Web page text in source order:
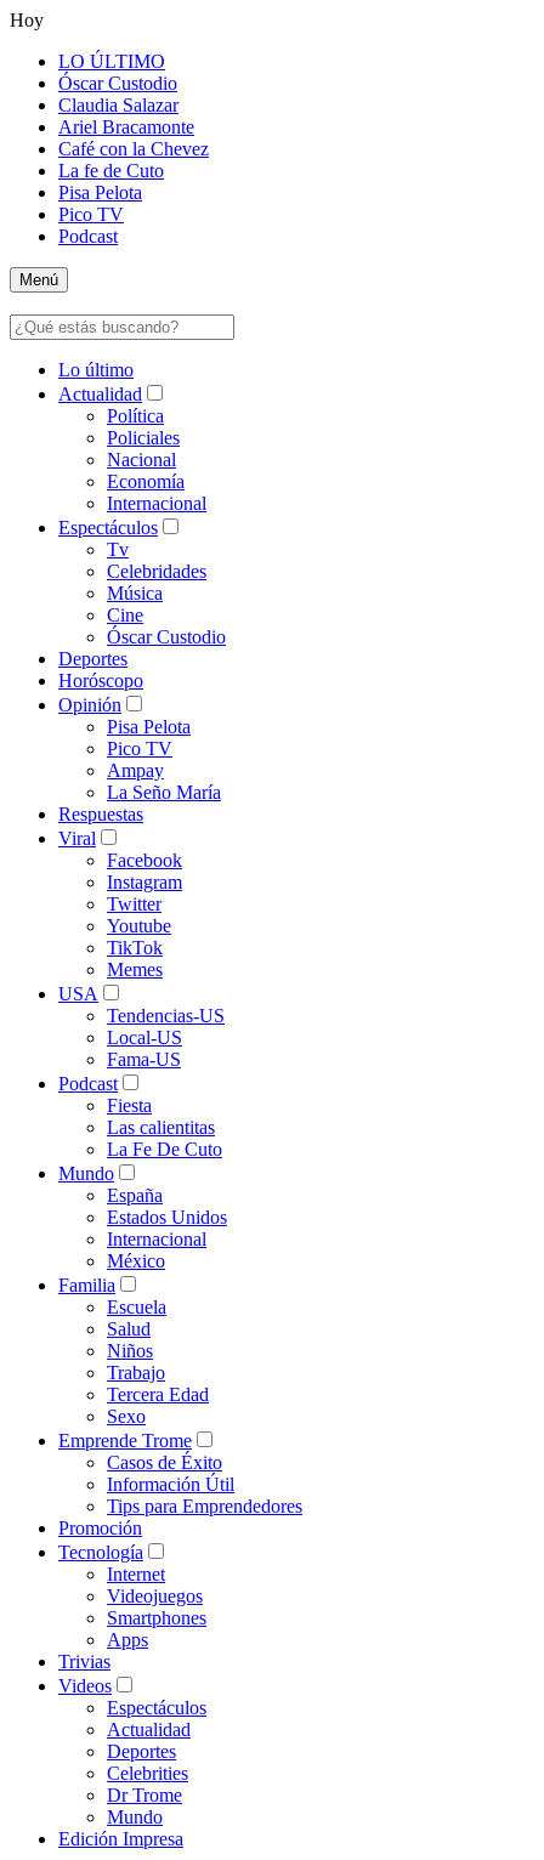
Hoy
LO ÚLTIMO
Óscar Custodio
Claudia Salazar
Ariel Bracamonte
Café con la Chevez
La fe de Cuto
Pisa Pelota
Pico TV
Podcast
Menú
Lo último
Actualidad
Política
Policiales
Nacional
Economía
Internacional
Espectáculos
Tv
Celebridades
Música
Cine
Óscar Custodio
Deportes
Horóscopo
Opinión
Pisa Pelota
Pico TV
Ampay
La Seño María
Respuestas
Viral
Facebook
Instagram
Twitter
Youtube
TikTok
Memes
USA
Tendencias-US
Local-US
Fama-US
Podcast
Fiesta
Las calientitas
La Fe De Cuto
Mundo
España
Estados Unidos
Internacional
México
Familia
Escuela
Salud
Niños
Trabajo
Tercera Edad
Sexo
Emprende Trome
Casos de Éxito
Información Útil
Tips para Emprendedores
Promoción
Tecnología
Internet
Videojuegos
Smartphones
Apps
Trivias
Videos
Espectáculos
Actualidad
Deportes
Celebrities
Dr Trome
Mundo
Edición Impresa